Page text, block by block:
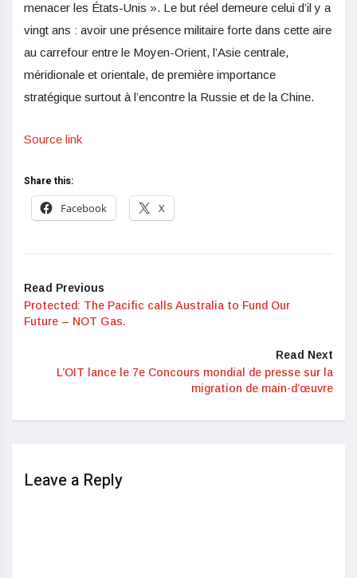
menacer les États-Unis ». Le but réel demeure celui d’il y a
vingt ans : avoir une présence militaire forte dans cette aire
au carrefour entre le Moyen-Orient, l’Asie centrale,
méridionale et orientale, de première importance
stratégique surtout à l’encontre la Russie et de la Chine.
Source link
Share this:
Facebook
X
Read Previous
Protected: The Pacific calls Australia to Fund Our
Future – NOT Gas.
Read Next
L’OIT lance le 7e Concours mondial de presse sur la
migration de main-d’œuvre
Leave a Reply